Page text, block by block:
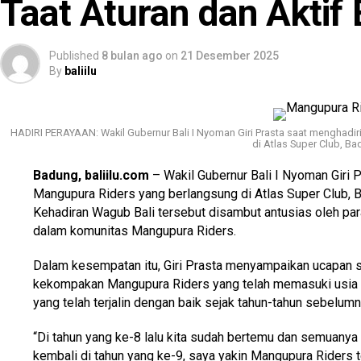
Taat Aturan dan Aktif
Published 8 bulan ago on 21 Desember 2025
By baliilu
HADIRI PERAYAAN: Wakil Gubernur Bali I Nyoman Giri Prasta saat
di Atlas Super Club,
Badung, baliilu.com – Wakil Gubernur Bali I Nyoman Giri
Mangupura Riders yang berlangsung di Atlas Super Club,
Kehadiran Wagub Bali tersebut disambut antusias oleh
dalam komunitas Mangupura Riders.
Dalam kesempatan itu, Giri Prasta menyampaikan
kekompakan Mangupura Riders yang telah memasuki
yang telah terjalin dengan baik sejak tahun-tahun
“Di tahun yang ke-8 lalu kita sudah bertemu dan
kembali di tahun yang ke-9, saya yakin Mangupura